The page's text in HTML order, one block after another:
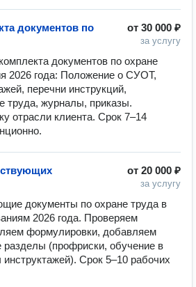
от 30 000 ₽
за услугу
документов по
документов по охране
2026 года: Положение о СУОТ,
перечни инструкций,
труда, журналы, приказы.
отрасли клиента. Срок 7–14
от 20 000 ₽
за услугу
документы по охране труда в
2026 года. Проверяем
формулировки, добавляем
разделы (профриски, обучение в
Срок 5–10 рабочих